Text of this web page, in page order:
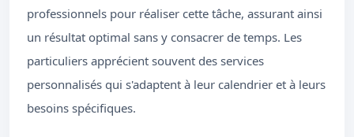
professionnels pour réaliser cette tâche, assurant ainsi
un résultat optimal sans y consacrer de temps. Les
particuliers apprécient souvent des services
personnalisés qui s'adaptent à leur calendrier et à leurs
besoins spécifiques.